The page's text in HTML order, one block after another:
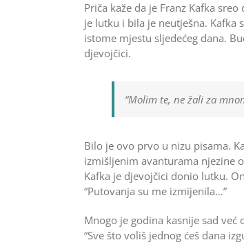
Priča kaže da je Franz Kafka
je lutku i bila je neutješna. Kafka
istome mjestu sljedećeg dana.
djevojčici.
“Molim te, ne žali za
Bilo je ovo prvo u nizu pisama.
izmišljenim avanturama njezine
Kafka je djevojčici donio lutku.
“Putovanja su me izmijenila…”
Mnogo je godina kasnije sad
“Sve što voliš jednog ćeš dana